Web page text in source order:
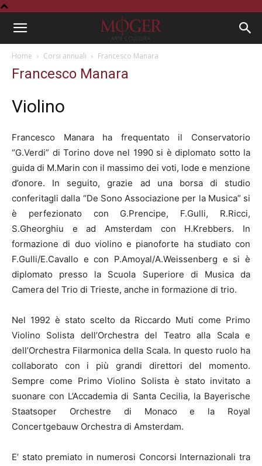
Home Corsi annuali Francesco Manara
Francesco Manara
Violino
Francesco Manara ha frequentato il Conservatorio
“G.Verdi” di Torino dove nel 1990 si è diplomato sotto la
guida di M.Marin con il massimo dei voti, lode e menzione
d’onore. In seguito, grazie ad una borsa di studio
conferitagli dalla “De Sono Associazione per la Musica” si
è perfezionato con G.Prencipe, F.Gulli, R.Ricci,
S.Gheorghiu e ad Amsterdam con H.Krebbers. In
formazione di duo violino e pianoforte ha studiato con
F.Gulli/E.Cavallo e con P.Amoyal/A.Weissenberg e si è
diplomato presso la Scuola Superiore di Musica da
Camera del Trio di Trieste, anche in formazione di trio.
Nel 1992 è stato scelto da Riccardo Muti come Primo
Violino Solista dell’Orchestra del Teatro alla Scala e
dell’Orchestra Filarmonica della Scala. In questo ruolo ha
collaborato con i più grandi direttori del momento.
Sempre come Primo Violino Solista è stato invitato a
suonare con L’Accademia di Santa Cecilia, la Bayerische
Staatsoper Orchestre di Monaco e la Royal
Concertgebauw Orchestra di Amsterdam.
E’ stato premiato in numerosi Concorsi Internazionali tra